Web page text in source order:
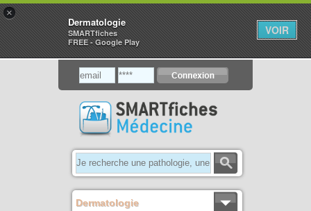
Dermatologie
×
Dermatologie
SMARTfiches
FREE - Google Play
VOIR